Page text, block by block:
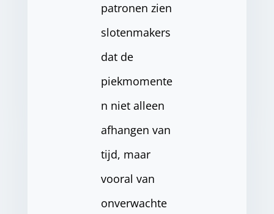
patronen zien
slotenmakers
dat de
piekmomente
n niet alleen
afhangen van
tijd, maar
vooral van
onverwachte